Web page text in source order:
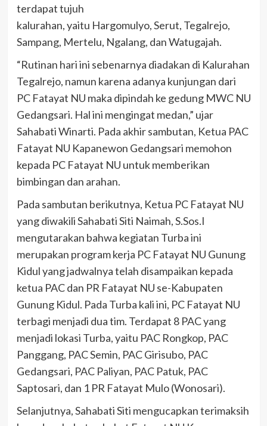
terdapat tujuh
kalurahan, yaitu Hargomulyo, Serut, Tegalrejo,
Sampang, Mertelu, Ngalang, dan Watugajah.
“Rutinan hari ini sebenarnya diadakan di Kalurahan
Tegalrejo, namun karena adanya kunjungan dari
PC Fatayat NU maka dipindah ke gedung MWC NU
Gedangsari. Hal ini mengingat medan,” ujar
Sahabati Winarti. Pada akhir sambutan, Ketua PAC
Fatayat NU Kapanewon Gedangsari memohon
kepada PC Fatayat NU untuk memberikan
bimbingan dan arahan.
Pada sambutan berikutnya, Ketua PC Fatayat NU
yang diwakili Sahabati Siti Naimah, S.Sos.I
mengutarakan bahwa kegiatan Turba ini
merupakan program kerja PC Fatayat NU Gunung
Kidul yang jadwalnya telah disampaikan kepada
ketua PAC dan PR Fatayat NU se-Kabupaten
Gunung Kidul. Pada Turba kali ini, PC Fatayat NU
terbagi menjadi dua tim. Terdapat 8 PAC yang
menjadi lokasi Turba, yaitu PAC Rongkop, PAC
Panggang, PAC Semin, PAC Girisubo, PAC
Gedangsari, PAC Paliyan, PAC Patuk, PAC
Saptosari, dan 1 PR Fatayat Mulo (Wonosari).
Selanjutnya, Sahabati Siti mengucapkan terimaksih